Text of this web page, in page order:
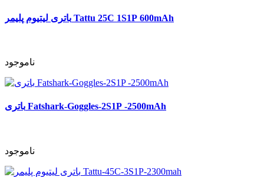
باتری لیتیوم پلیمر Tattu 25C 1S1P 600mAh
ناموجود
باتری Fatshark-Goggles-2S1P -2500mAh
ناموجود